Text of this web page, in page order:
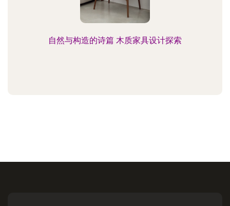
自然与构造的诗篇 木质家具设计探索